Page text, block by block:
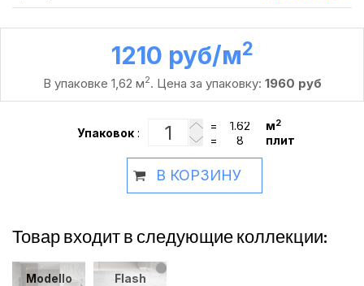
1210 руб /м2
В упаковке 1,62 м2. Цена за упаковку: 1960 руб
Упаковок :
= м2
= плит
В КОРЗИНУ
Товар входит в следующие коллекции:
Modello Flash